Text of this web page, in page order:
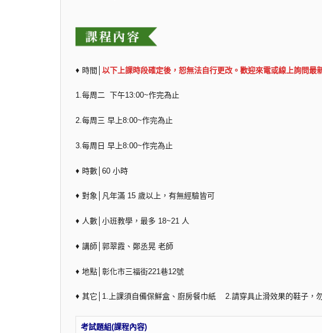
♦ 時間│ 以下上課時段確定後，恕無法自行更改。歡迎來電或線上詢問最
1.每周二 下午13:00~作完為止
2.每周三 早上8:00~作完為止
3.每周日 早上8:00~作完為止
♦ 時數│60 小時
♦ 對象│凡年滿 15 歲以上，有無經驗皆可
♦ 人數│小班教學，最多 18~21 人
♦ 講師│郭翠霞、鄭丞晃 老師
♦ 地點│彰化市三福街221巷12號
♦ 其它│1.上課須自備保鮮盒、廚房餐巾紙 2.請穿具止滑效果的鞋子
考試題